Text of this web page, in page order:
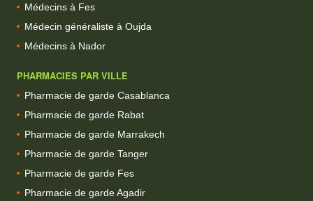
Médecins à Fes
Médecin généraliste à Oujda
Médecins à Nador
PHARMACIES PAR VILLE
Pharmacie de garde Casablanca
Pharmacie de garde Rabat
Pharmacie de garde Marrakech
Pharmacie de garde Tanger
Pharmacie de garde Fes
Pharmacie de garde Agadir